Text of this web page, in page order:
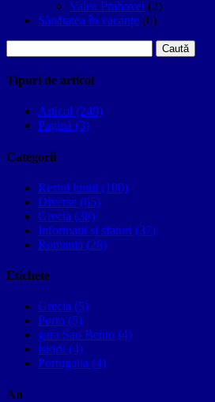
Valea Prahovei (2)
Sănătatea în vacanțe (6)
după:
Tipuri de articol
Articol (249)
Pagină (3)
Categorii
Restul lumii (100)
Diverse (65)
Grecia (38)
Informatii si sfaturi (37)
Romania (28)
Etichete
Grecia (5)
Porto (5)
gara Sao Bento (4)
istorii (4)
Portugalia (4)
An